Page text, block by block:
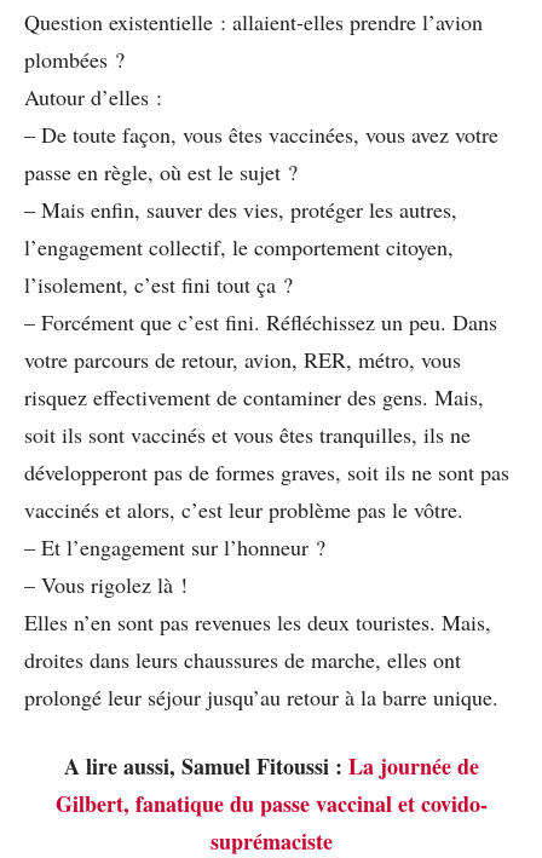
Question existentielle : allaient-elles prendre l’avion
plombées ?
Autour d’elles :
– De toute façon, vous êtes vaccinées, vous avez votre
passe en règle, où est le sujet ?
– Mais enfin, sauver des vies, protéger les autres,
l’engagement collectif, le comportement citoyen,
l’isolement, c’est fini tout ça ?
– Forcément que c’est fini. Réfléchissez un peu. Dans
votre parcours de retour, avion, RER, métro, vous
risquez effectivement de contaminer des gens. Mais,
soit ils sont vaccinés et vous êtes tranquilles, ils ne
développeront pas de formes graves, soit ils ne sont pas
vaccinés et alors, c’est leur problème pas le vôtre.
– Et l’engagement sur l’honneur ?
– Vous rigolez là !
Elles n’en sont pas revenues les deux touristes. Mais,
droites dans leurs chaussures de marche, elles ont
prolongé leur séjour jusqu’au retour à la barre unique.
A lire aussi, Samuel Fitoussi : La journée de
Gilbert, fanatique du passe vaccinal et covido-
suprémaciste